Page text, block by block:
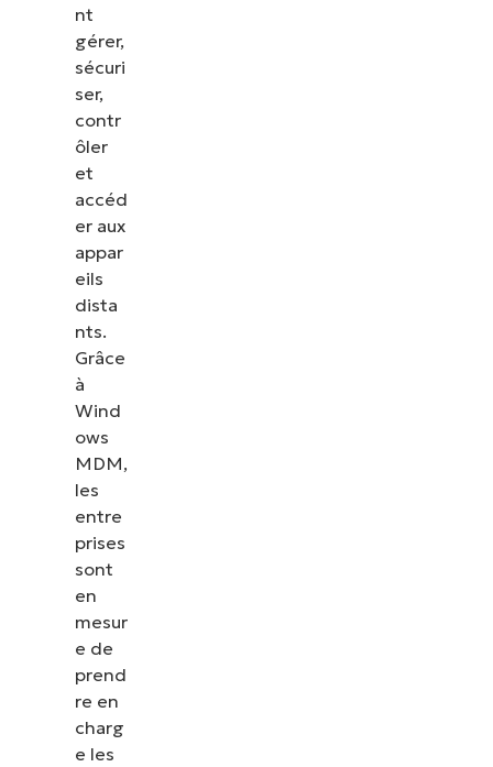
nt
gérer,
sécuri
ser,
contr
ôler
et
accéd
er aux
appar
eils
dista
nts.
Grâce
à
Wind
ows
MDM,
les
entre
prises
sont
en
mesur
e de
prend
re en
charg
e les